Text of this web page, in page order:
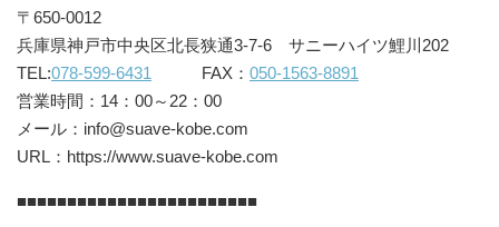
〒650-0012
兵庫県神戸市中央区北長狭通3-7-6 サニーハイツ鯉川202
TEL:078-599-6431 FAX： 050-1563-8891
営業時間：14：00～22：00
メール：info@suave-kobe.com
URL：https://www.suave-kobe.com
■■■■■■■■■■■■■■■■■■■■■■■■